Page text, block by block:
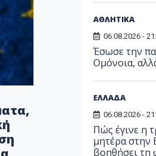
ΑΘΛΗΤΙΚΑ
06.08.2026 -
Έσωσε την
Ομόνοια,
ΕΛΛΑΔΑ
06.08.2026 -
Πώς έγινε η
μητέρα στην
βοηθήσει τη